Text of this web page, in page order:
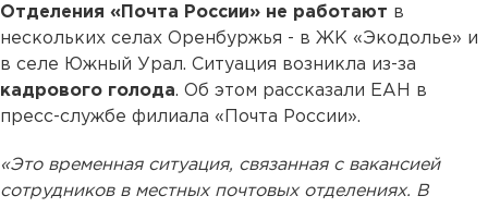
Отделения «Почта России» не работают в
нескольких селах Оренбуржья - в ЖК «Экодолье» и
в селе Южный Урал. Ситуация возникла из-за
кадрового голода. Об этом рассказали ЕАН в
пресс-службе филиала «Почта России».
«Это временная ситуация, связанная с вакансией
сотрудников в местных почтовых отделениях. В